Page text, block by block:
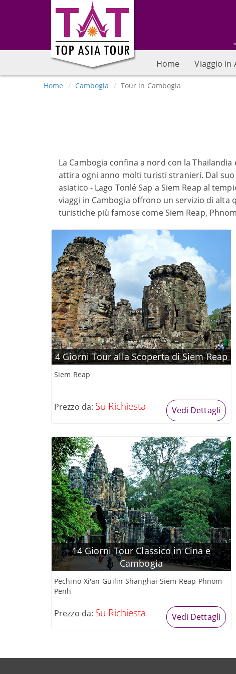
Home Viaggio in
Home Cambogia Tour in Cambogia
La Cambogia confina a nord con la
attira ogni anno molti turisti stranieri. Dal
asiatico - Lago Tonlé Sap a Siem Reap al
viaggi in Cambogia offrono un servizio di
turistiche più famose come Siem Reap,
4 Giorni Tour alla Scoperta di Siem Reap
Siem Reap
Prezzo da: Su Richiesta Vedi Dettagli
14 Giorni Tour Classico in Cina e
Cambogia
Pechino-Xi'an-Guilin-Shanghai-Siem Reap-Phnom
Penh
Prezzo da: Su Richiesta Vedi Dettagli